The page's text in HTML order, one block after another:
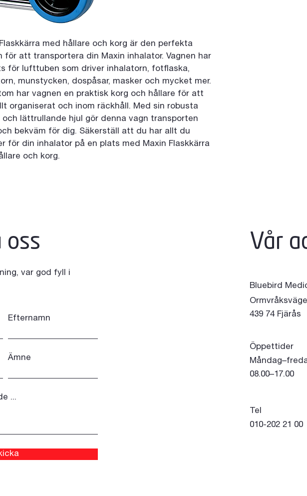
med hållare och korg är den perfekta
för att transportera din Maxin inhalator. Vagnen har
för lufttuben som driver inhalatorn, fotflaska,
munstycken, dospåsar, masker och mycket mer.
har vagnen en praktisk korg och hållare för att
organiserat och inom räckhåll. Med sin robusta
och lättrullande hjul gör denna vagn transporten
bekväm för dig. Säkerställ att du har allt du
för din inhalator på en plats med Maxin Flaskkärra
och korg.
oss
var god fyll i
Efternamn
Ämne
...
Vår
Bluebird
439 74 Fjärås
Öppettider
08.00–17.00
Tel
010-202 21 00